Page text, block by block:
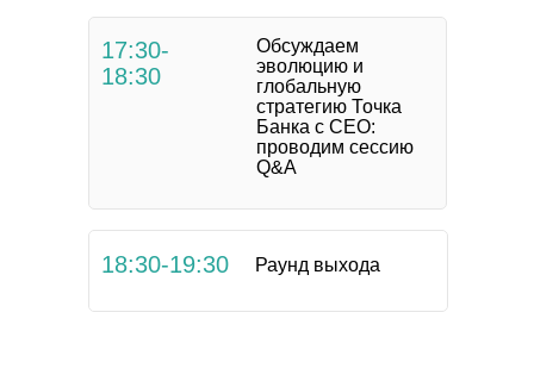
Раунд выхода
18:30-19:30
Обсуждаем
эволюцию и
глобальную
стратегию Точка
Банка с СЕО:
проводим сессию
Q&A
17:30-
18:30